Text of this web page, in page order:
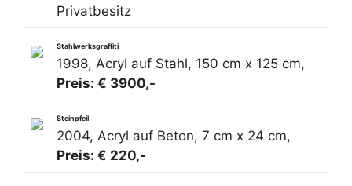
Privatbesitz
Stahlwerksgraffiti
1998, Acryl auf Stahl, 150 cm x 125 cm,
Preis: € 3900,-
Steinpfeil
2004, Acryl auf Beton, 7 cm x 24 cm,
Preis: € 220,-